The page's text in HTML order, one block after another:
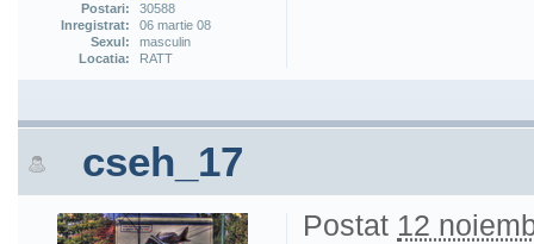
Postari:
30588
Inregistrat:
06 martie 08
Sexul:
masculin
Locatia:
RATT
cseh_17
Postat 12